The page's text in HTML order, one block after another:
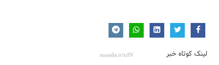
لینک کوتاه خبر